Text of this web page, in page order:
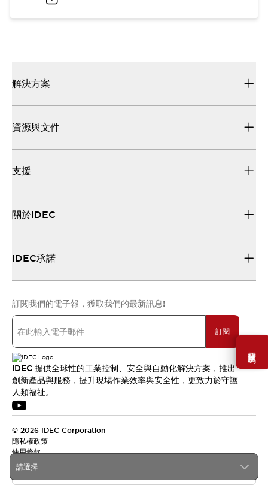
需要幫助嗎？
請選擇...
解決方案
資源與文件
支援
關於IDEC
IDEC承諾
訂閱我們的電子報，獲取我們的最新訊息!
訂閱
IDEC 提供全球性的工業控制、安全與自動化解決方案，推出
創新產品與服務，提升現場作業效率與安全性，更致力於守護
人類福祉。
© 2026 IDEC Corporation
隱私權政策
使用條款
台灣